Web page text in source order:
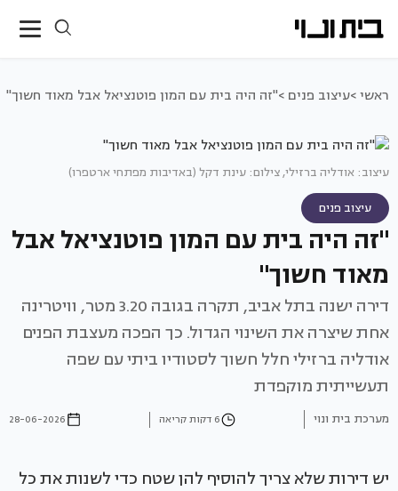
ראשי >עיצוב פנים >"זה היה בית עם המון פוטנציאל אבל מאוד חשוך"
עיצוב: אודליה ברזילי, צילום: עינת דקל (באדיבות מפתחי ארטפרו)
עיצוב פנים
"זה היה בית עם המון פוטנציאל אבל
מאוד חשוך"
דירה ישנה בתל אביב, תקרה בגובה 3.20 מטר, וויטרינה
אחת שיצרה את השינוי הגדול. כך הפכה מעצבת הפנים
אודליה ברזילי חלל חשוך לסטודיו ביתי עם שפה
תעשייתית מוקפדת
מערכת בית ונוי 6 דקות קריאה 28-06-2026
יש דירות שלא צריך להוסיף להן שטח כדי לשנות את כל